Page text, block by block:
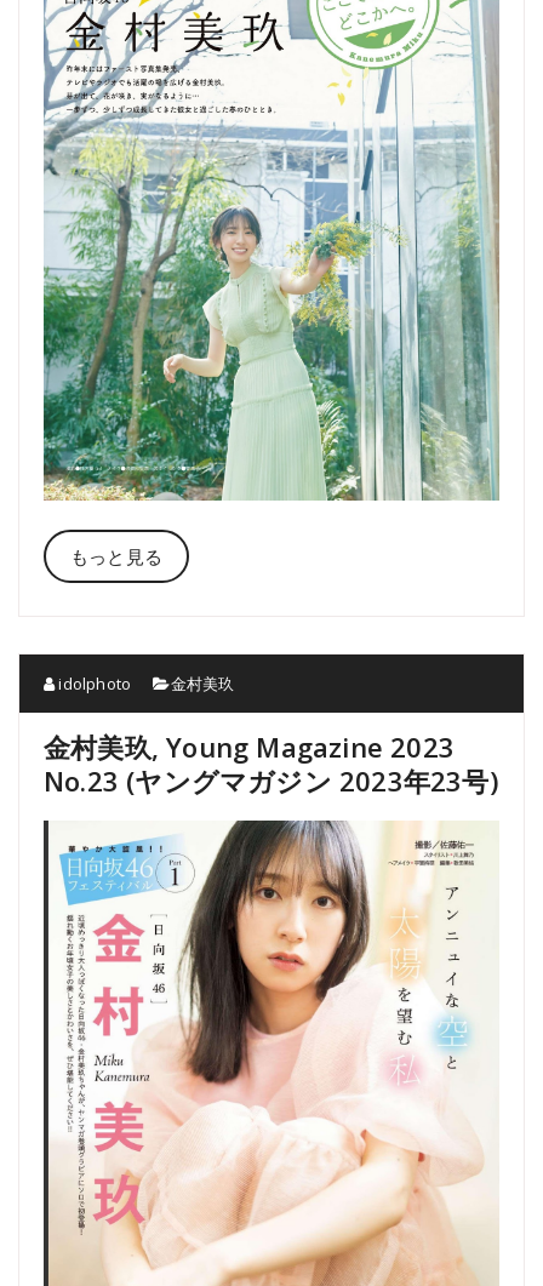
もっと見る
idolphoto 金村美玖
金村美玖, Young Magazine 2023
No.23 (ヤングマガジン 2023年23号)